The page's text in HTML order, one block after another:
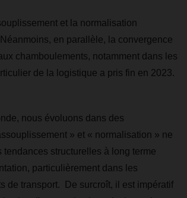
et la normalisation
en parallèle, la convergence
chamboulements, notamment dans les
de la logistique a pris fin en 2023.
nous évoluons dans des
» et « normalisation » ne
structurelles à long terme
particulièrement dans les
de transport. De surcroît, il est impératif